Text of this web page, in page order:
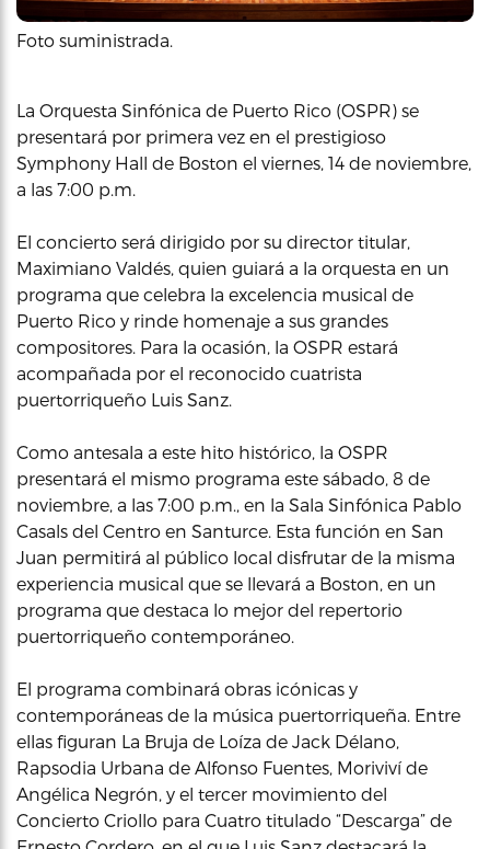
Foto suministrada.
La Orquesta Sinfónica de Puerto Rico (OSPR) se
presentará por primera vez en el prestigioso
Symphony Hall de Boston el viernes, 14 de noviembre,
a las 7:00 p.m.
El concierto será dirigido por su director titular,
Maximiano Valdés, quien guiará a la orquesta en un
programa que celebra la excelencia musical de
Puerto Rico y rinde homenaje a sus grandes
compositores. Para la ocasión, la OSPR estará
acompañada por el reconocido cuatrista
puertorriqueño Luis Sanz.
Como antesala a este hito histórico, la OSPR
presentará el mismo programa este sábado, 8 de
noviembre, a las 7:00 p.m., en la Sala Sinfónica Pablo
Casals del Centro en Santurce. Esta función en San
Juan permitirá al público local disfrutar de la misma
experiencia musical que se llevará a Boston, en un
programa que destaca lo mejor del repertorio
puertorriqueño contemporáneo.
El programa combinará obras icónicas y
contemporáneas de la música puertorriqueña. Entre
ellas figuran La Bruja de Loíza de Jack Délano,
Rapsodia Urbana de Alfonso Fuentes, Moriviví de
Angélica Negrón, y el tercer movimiento del
Concierto Criollo para Cuatro titulado “Descarga” de